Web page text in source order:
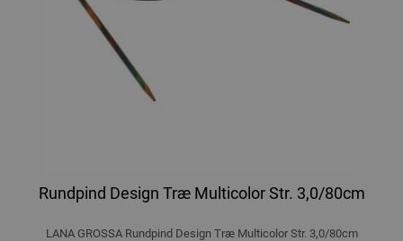
Rundpind Design Træ Multicolor Str. 3,0/80cm
LANA GROSSA Rundpind Design Træ Multicolor Str. 3,0/80cm